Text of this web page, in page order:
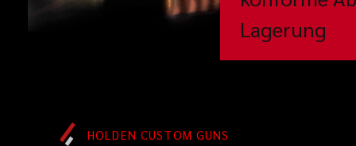
Lagerung
HOLDEN CUSTOM GUNS